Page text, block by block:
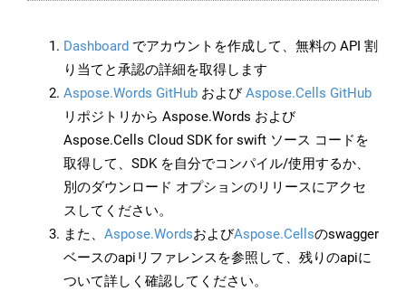
Dashboard でアカウントを作成して、無料の API 割
り当てと承認の詳細を取得します
Aspose.Words GitHub およびAspose.Cells GitHub
リポジトリから Aspose.Words および
Aspose.Cells Cloud SDK for swift ソース コードを
取得して、SDK を自分でコンパイル/使用するか、
別のダウンロード オプションのリリースにアクセ
スしてください。
また、 Aspose.WordsおよびAspose.Cellsのswagger
ベースのapiリファレンスを参照して、残りのapiに
ついて詳しく確認してください。